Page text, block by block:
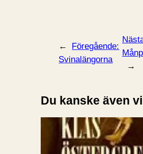
←
Föregående:
Svinalängorna
→
Du kanske även